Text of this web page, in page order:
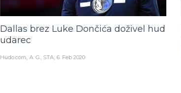
Dallas brez Luke Dončića doživel hud
udarec
Hudo.com A. G., STA 6. Feb 2020